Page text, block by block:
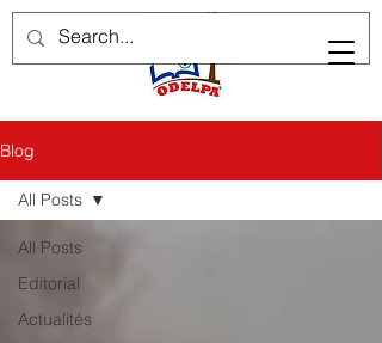
Blog
All Posts
Editorial
Actualités
All Posts